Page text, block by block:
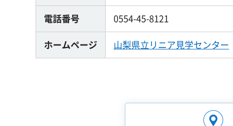
電話番号
0554-45-8121
ホームページ
山梨県立リニア見学センター